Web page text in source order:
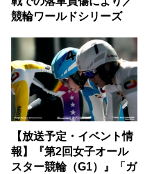
競輪ワールドシリーズ
【放送予定・イベント情
報】『第2回女子オール
スター競輪（G1）』「ガ